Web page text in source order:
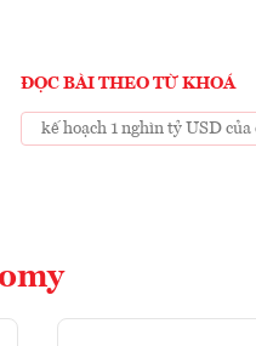
ĐỌC BÀI THEO TỪ KHOÁ
kế hoạch 1 nghìn tỷ USD của